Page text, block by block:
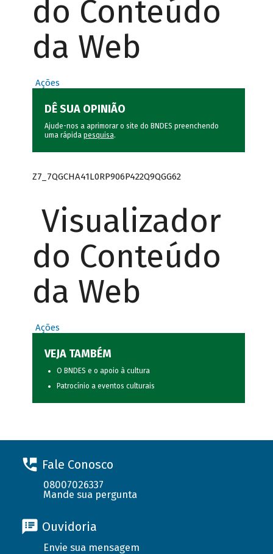
do Conteúdo
da Web
Ações
DÊ SUA OPINIÃO
Ajude-nos a aprimorar o site do BNDES preenchendo
uma rápida pesquisa.
Z7_7QGCHA41L0RP906P422Q9QGG62
Visualizador
do Conteúdo
da Web
Ações
VEJA TAMBÉM
O BNDES e o apoio à cultura
Patrocínio a eventos culturais
Fale Conosco
08007026337
Mande sua pergunta
Ouvidoria
Envie sua mensagem